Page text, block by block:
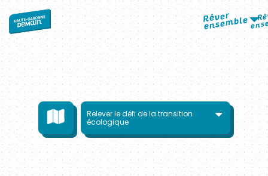
Rêver
ensemble
Relever le défi de la transition
écologique